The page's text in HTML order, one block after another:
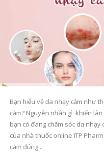
Bạn hiểu về da nhạy cảm như
cảm? Nguyên nhân gì khiến
bạn có đang chăm sóc da nhạy
của nhà thuốc online ITP
cảm đúng...